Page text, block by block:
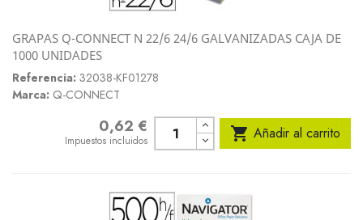
GRAPAS Q-CONNECT N 22/6 24/6 GALVANIZADAS CAJA DE
1000 UNIDADES
Referencia: 32038-KF01278
Marca: Q-CONNECT
0,62 €
Impuestos incluidos  Añadir al carrito